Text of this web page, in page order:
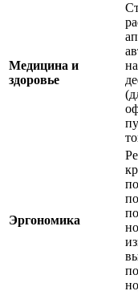
Медицина и
здоровье
Эргономика